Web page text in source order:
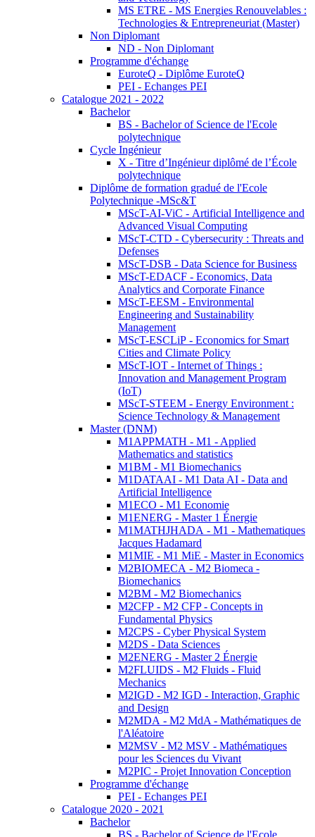
MS ETRE - MS Energies Renouvelables :
Technologies & Entrepreneuriat (Master)
Non Diplomant
ND - Non Diplomant
Programme d'échange
EuroteQ - Diplôme EuroteQ
PEI - Echanges PEI
Catalogue 2021 - 2022
Bachelor
BS - Bachelor of Science de l'Ecole
polytechnique
Cycle Ingénieur
X - Titre d’Ingénieur diplômé de l’École
polytechnique
Diplôme de formation gradué de l'Ecole
Polytechnique -MSc&T
MScT-AI-ViC - Artificial Intelligence and
Advanced Visual Computing
MScT-CTD - Cybersecurity : Threats and
Defenses
MScT-DSB - Data Science for Business
MScT-EDACF - Economics, Data
Analytics and Corporate Finance
MScT-EESM - Environmental
Engineering and Sustainability
Management
MScT-ESCLiP - Economics for Smart
Cities and Climate Policy
MScT-IOT - Internet of Things :
Innovation and Management Program
(IoT)
MScT-STEEM - Energy Environment :
Science Technology & Management
Master (DNM)
M1APPMATH - M1 - Applied
Mathematics and statistics
M1BM - M1 Biomechanics
M1DATAAI - M1 Data AI - Data and
Artificial Intelligence
M1ECO - M1 Economie
M1ENERG - Master 1 Énergie
M1MATHJHADA - M1 - Mathematiques
Jacques Hadamard
M1MIE - M1 MiE - Master in Economics
M2BIOMECA - M2 Biomeca -
Biomechanics
M2BM - M2 Biomechanics
M2CFP - M2 CFP - Concepts in
Fundamental Physics
M2CPS - Cyber Physical System
M2DS - Data Sciences
M2ENERG - Master 2 Énergie
M2FLUIDS - M2 Fluids - Fluid
Mechanics
M2IGD - M2 IGD - Interaction, Graphic
and Design
M2MDA - M2 MdA - Mathématiques de
l'Aléatoire
M2MSV - M2 MSV - Mathématiques
pour les Sciences du Vivant
M2PIC - Projet Innovation Conception
Programme d'échange
PEI - Echanges PEI
Catalogue 2020 - 2021
Bachelor
BS - Bachelor of Science de l'Ecole